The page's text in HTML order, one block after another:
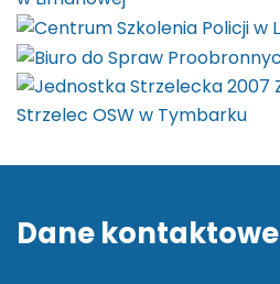
Dane kontaktowe